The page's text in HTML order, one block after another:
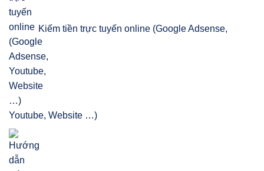
Kiếm tiền trực tuyến online (Google Adsense,
Youtube, Website …)